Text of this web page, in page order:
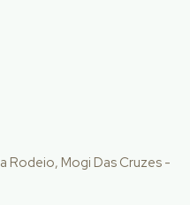
Rodeio, Mogi Das Cruzes -